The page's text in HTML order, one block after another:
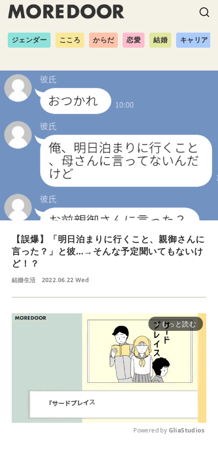
ジェンダー こころ からだ 恋愛 結婚 キャリア
【誤爆】「明日泊まりに行くこと、親御さんに
言った？」と彼…→そんな予定聞いてもないけ
ど！？
結婚生活 2022.06.22 Wed
arrow_forward_ios もっと読む
Powered by GliaStudios